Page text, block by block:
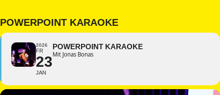
POWERPOINT KARAOKE
2026
FR
23
JAN
POWERPOINT KARAOKE
Mit Jonas Bonas